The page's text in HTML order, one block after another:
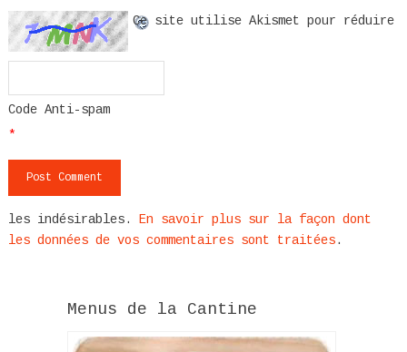
Code Anti-spam
*
Ce site utilise Akismet pour réduire
les indésirables.
En savoir plus sur la façon dont
les données de vos commentaires sont traitées.
Menus de la Cantine